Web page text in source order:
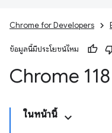
Chrome for Developers
ข้อมูลนี้มีประโยชน์ไหม
Chrome 118
ในหน้านี้